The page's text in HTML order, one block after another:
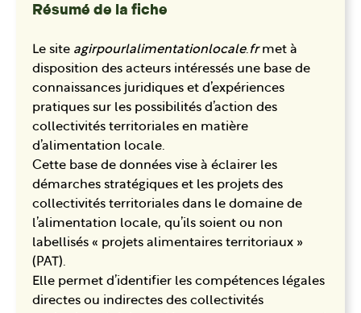
Résumé de la fiche
Le site agirpourlalimentationlocale.frmet à
disposition des acteurs intéressés une base de
connaissances juridiques et d’expériences
pratiques sur les possibilités d’action des
collectivités territoriales en matière
d’alimentation locale.
Cette base de données vise à éclairer les
démarches stratégiques et les projets des
collectivités territoriales dans le domaine de
l’alimentation locale, qu’ils soient ou non
labellisés « projets alimentaires territoriaux »
(PAT).
Elle permet d’identifier les compétences légales
directes ou indirectes des collectivités